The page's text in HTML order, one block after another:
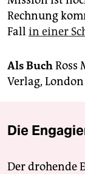
Rechnung
Fall in einer
Als BuchRoss
Verlag, London
Die
Der drohende